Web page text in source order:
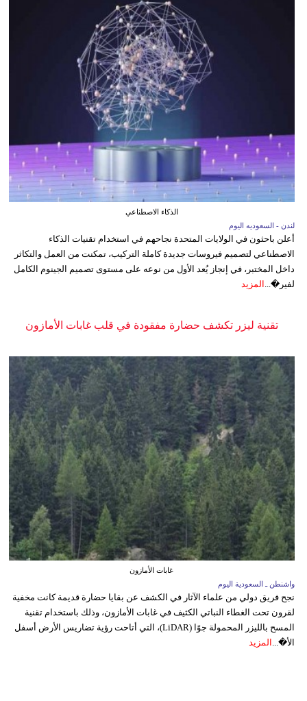
الذكاء الاصطناعي
لندن - السعوديه اليوم
أعلن باحثون في الولايات المتحدة نجاحهم في استخدام تقنيات الذكاء
الاصطناعي لتصميم فيروسات جديدة كاملة التركيب، تمكنت من العمل والتكاثر
داخل المختبر، في إنجاز يُعد الأول من نوعه على مستوى تصميم الجينوم الكامل
لفير�...
المزيد
تقنية ليزر تكشف حضارة مفقودة في قلب غابات الأمازون
غابات الأمازون
واشنطن ـ السعودية اليوم
نجح فريق دولي من علماء الآثار في الكشف عن بقايا حضارة قديمة كانت مخفية
لقرون تحت الغطاء النباتي الكثيف في غابات الأمازون، وذلك باستخدام تقنية
المسح بالليزر المحمولة جوًا (LiDAR)، التي أتاحت رؤية تضاريس الأرض أسفل
الأ�... المزيد